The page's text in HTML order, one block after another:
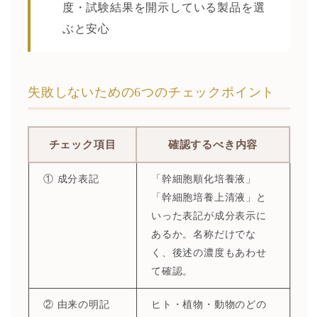
度・試験結果を開示している製品を選
ぶと安心
失敗しないための6つのチェックポイント
チェック項目 確認するべき内容
① 成分表記
「幹細胞順化培養液」
「幹細胞培養上清液」と
いった表記が成分表示に
あるか。名称だけでな
く、後述の濃度もあわせ
て確認。
② 由来の明記
ヒト・植物・動物のどの